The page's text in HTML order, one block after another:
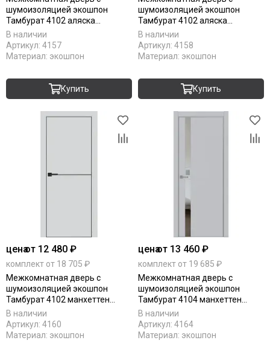
шумоизоляцией экошпон
Тамбурат 4102 аляска
алюминиевая кромка матовая
глухая
В наличии
Артикул: 4157
Материал: экошпон
Купить
шумоизоляцией экошпон
Тамбурат 4102 аляска
алюминиевая кромка чёрная
матовая глухая
В наличии
Артикул: 4158
Материал: экошпон
Купить
ценаот 12 480 ₽
комплект от 18 705 ₽
Межкомнатная дверь с
шумоизоляцией экошпон
Тамбурат 4102 манхеттен
алюминиевая кромка чёрная
матовая глухая
В наличии
Артикул: 4160
Материал: экошпон
ценаот 13 460 ₽
комплект от 19 685 ₽
Межкомнатная дверь с
шумоизоляцией экошпон
Тамбурат 4104 манхеттен
алюминиевая кромка чёрная
матовая стекло зеркало grey
В наличии
Артикул: 4164
Материал: экошпон